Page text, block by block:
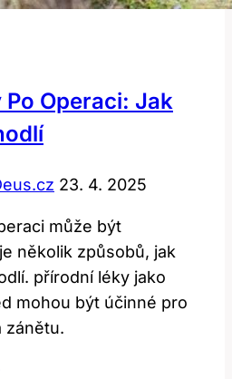
Operaci: Jak
23. 4. 2025
může být
několik způsobů, jak
přírodní léky jako
mohou být účinné pro
zánětu.